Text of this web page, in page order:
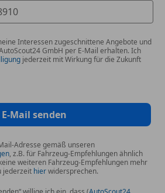
Interessen zugeschnittene Angebote und
GmbH per E-Mail erhalten. Ich
jederzeit mit Wirkung für die Zukunft
E-Mail senden
Adresse gemäß unseren
, z.B. für Fahrzeug-Empfehlungen ähnlich
weiteren Fahrzeug-Empfehlungen mehr
jederzeit hierwidersprechen.